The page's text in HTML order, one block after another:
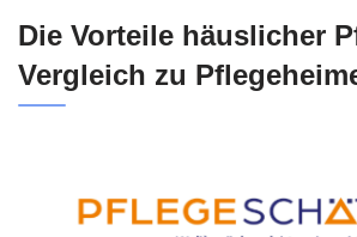
Die Vorteile häuslicher
Vergleich zu